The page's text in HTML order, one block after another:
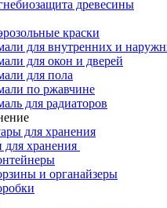
древесины
краски
для внутренних и
для окон и дверей
для пола
по ржавчине
для радиаторов
для хранения
для хранения
и органайзеры